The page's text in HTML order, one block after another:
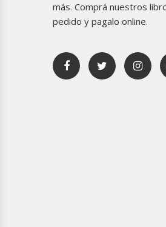
más. Comprá nuestros
pedido y pagalo online.